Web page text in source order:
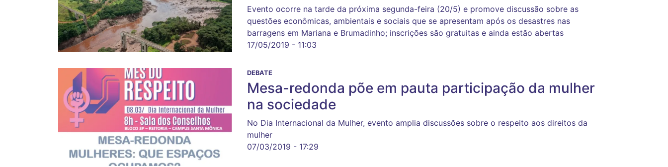
Evento ocorre na tarde da próxima segunda-feira (20/5) e promove discussão sobre as
questões econômicas, ambientais e sociais que se apresentam após os desastres nas
barragens em Mariana e Brumadinho; inscrições são gratuitas e ainda estão abertas
17/05/2019 - 11:03
DEBATE
Mesa-redonda põe em pauta participação da mulher
na sociedade
No Dia Internacional da Mulher, evento amplia discussões sobre o respeito aos direitos da
mulher
07/03/2019 - 17:29